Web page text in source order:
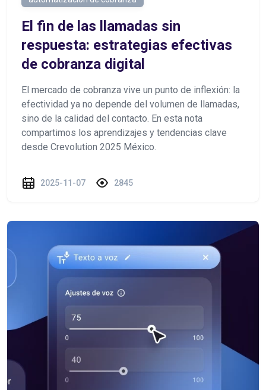
El fin de las llamadas sin
respuesta: estrategias efectivas
de cobranza digital
El mercado de cobranza vive un punto de inflexión: la
efectividad ya no depende del volumen de llamadas,
sino de la calidad del contacto. En esta nota
compartimos los aprendizajes y tendencias clave
desde Crevolution 2025 México.
2025-11-07 2845